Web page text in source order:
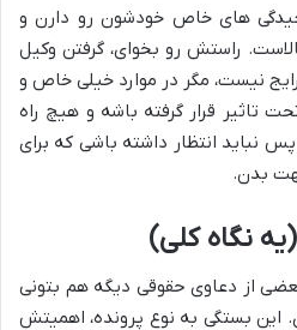
های خاص خودشون رو دارن و
راستش رو بخوای، گرفتن وکیل
نیست، مگر در موارد خیلی خاص و
تاثیر قرار گرفته باشه و هیچ راه
نباید انتظار داشته باشی که برای
بدن.
نگاه کلی)
بعضی از دعاوی حقوقی دیگه هم بتونی
بستگی به نوع پرونده، اهمیتش